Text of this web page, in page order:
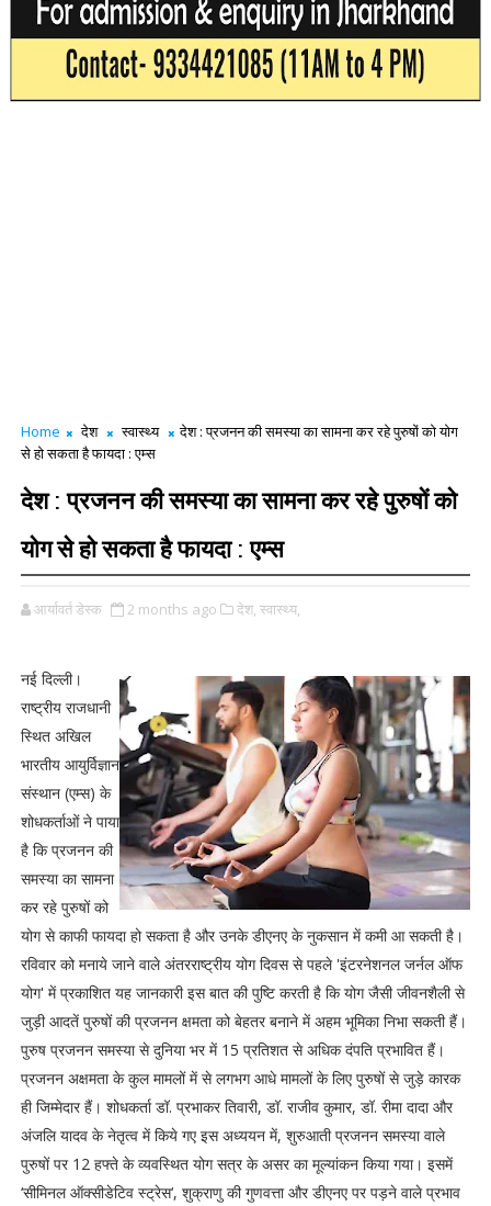
Home देश स्वास्थ्य
देश : प्रजनन की समस्या का सामना कर रहे पुरुषों को योग
से हो सकता है फायदा : एम्स
देश : प्रजनन की समस्या का सामना कर रहे पुरुषों को
योग से हो सकता है फायदा : एम्स
आर्यावर्त डेस्क 2 months ago देश, स्वास्थ्य,
नई दिल्ली।
राष्ट्रीय राजधानी
स्थित अखिल
भारतीय आयुर्विज्ञान
संस्थान (एम्स) के
शोधकर्ताओं ने पाया
है कि प्रजनन की
समस्या का सामना
कर रहे पुरुषों को
योग से काफी फायदा हो सकता है और उनके डीएनए के नुकसान में कमी आ सकती है।
रविवार को मनाये जाने वाले अंतरराष्ट्रीय योग दिवस से पहले 'इंटरनेशनल जर्नल ऑफ
योग' में प्रकाशित यह जानकारी इस बात की पुष्टि करती है कि योग जैसी जीवनशैली से
जुड़ी आदतें पुरुषों की प्रजनन क्षमता को बेहतर बनाने में अहम भूमिका निभा सकती हैं।
पुरुष प्रजनन समस्या से दुनिया भर में 15 प्रतिशत से अधिक दंपति प्रभावित हैं।
प्रजनन अक्षमता के कुल मामलों में से लगभग आधे मामलों के लिए पुरुषों से जुड़े कारक
ही जिम्मेदार हैं। शोधकर्ता डॉ. प्रभाकर तिवारी, डॉ. राजीव कुमार, डॉ. रीमा दादा और
अंजलि यादव के नेतृत्व में किये गए इस अध्ययन में, शुरुआती प्रजनन समस्या वाले
पुरुषों पर 12 हफ्ते के व्यवस्थित योग सत्र के असर का मूल्यांकन किया गया। इसमें
‘सीमिनल ऑक्सीडेटिव स्ट्रेस‘, शुक्राणु की गुणवत्ता और डीएनए पर पड़ने वाले प्रभाव